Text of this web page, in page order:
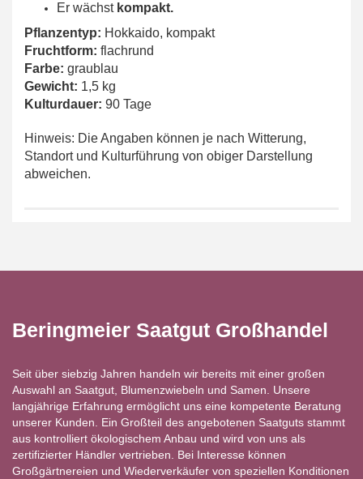
Er wächst kompakt.
Pflanzentyp: Hokkaido, kompakt
Fruchtform: flachrund
Farbe: graublau
Gewicht: 1,5 kg
Kulturdauer: 90 Tage
Hinweis: Die Angaben können je nach Witterung,
Standort und Kulturführung von obiger Darstellung
abweichen.
Beringmeier Saatgut Großhandel
Seit über siebzig Jahren handeln wir bereits mit einer großen
Auswahl an Saatgut, Blumenzwiebeln und Samen. Unsere
langjährige Erfahrung ermöglicht uns eine kompetente Beratung
unserer Kunden. Ein Großteil des angebotenen Saatguts stammt
aus kontrolliert ökologischem Anbau und wird von uns als
zertifizierter Händler vertrieben. Bei Interesse können
Großgärtnereien und Wiederverkäufer von speziellen Konditionen